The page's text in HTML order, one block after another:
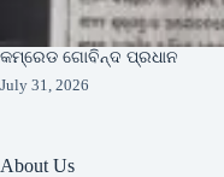
କମ୍ରେଡ ଗୋବିନ୍ଦ ପ୍ରଧାନ
July 31, 2026
About Us